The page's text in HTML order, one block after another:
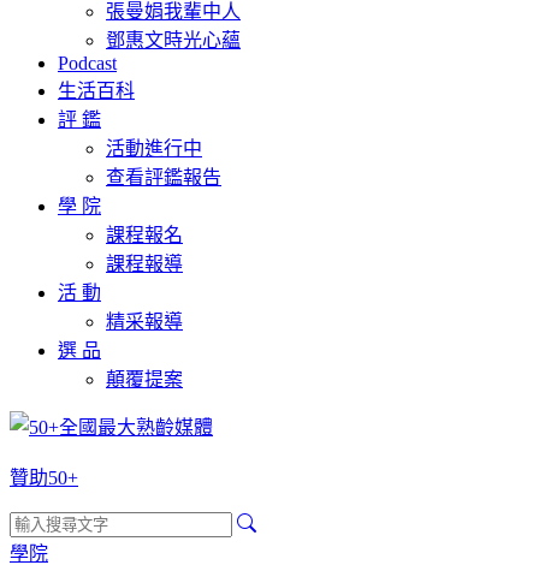
張曼娟我輩中人
鄧惠文時光心蘊
Podcast
生活百科
評 鑑
活動進行中
查看評鑑報告
學 院
課程報名
課程報導
活 動
精采報導
選 品
顛覆提案
贊助50+
學院